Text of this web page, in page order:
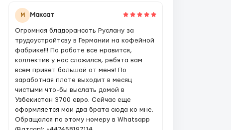
М Максат
Огромная бладорансоть Руслану за
трудоустройтсву в Германии на кофейной
фабрике!!! По работе все нравится,
коллектив у нас сложился, ребята вам
всем привет большой от меня! По
заработная плате выходит в месяц
чистыми что-бы выслать домой в
Узбекистан 3700 евро. Сейчас еще
оформляется мои два брата сюда ко мне.
Обращался по этому номеру в Whatsapp